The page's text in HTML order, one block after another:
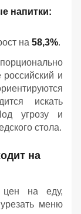
напитки:
на 58,3%.
и
искать
угрозу и
стола.
на
цен на еду,
меню